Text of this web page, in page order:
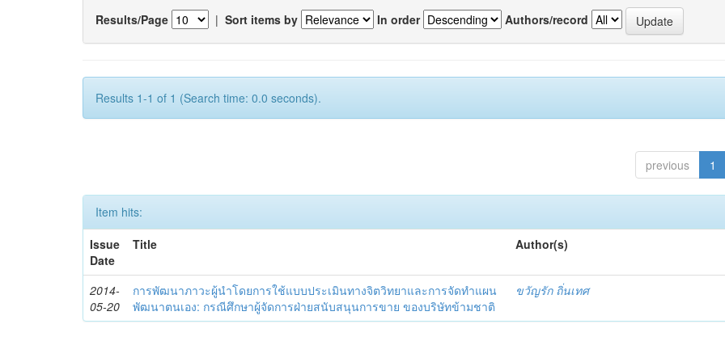
Results/Page | Sort items by In order Authors/record
Results 1-1 of 1 (Search time: 0.0 seconds).
previous 1
Item hits:
Issue
Date
Title Author(s)
2014-
05-20
การพัฒนาภาวะผู้นำโดยการใช้แบบประเมินทางจิตวิทยาและการจัดทำแผน
พัฒนาตนเอง: กรณีศึกษาผู้จัดการฝ่ายสนับสนุนการขาย ของบริษัทข้ามชาติ
ขวัญรัก ถิ่นเทศ